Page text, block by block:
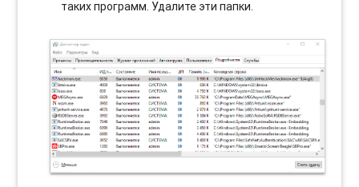
таких программ. Удалите эти папки.